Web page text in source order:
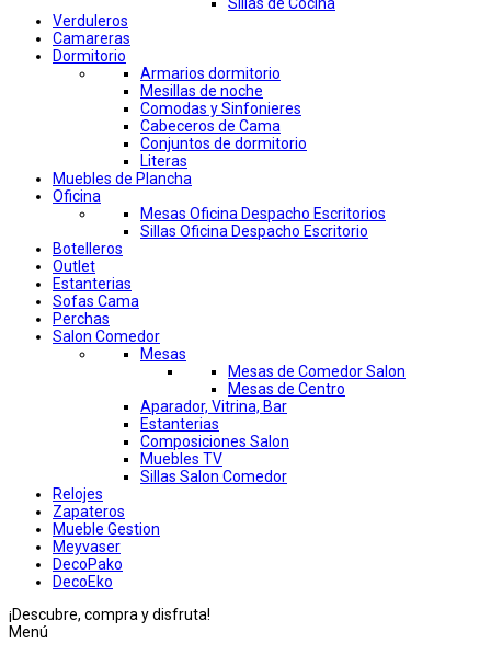
Sillas de Cocina
Verduleros
Camareras
Dormitorio
Armarios dormitorio
Mesillas de noche
Comodas y Sinfonieres
Cabeceros de Cama
Conjuntos de dormitorio
Literas
Muebles de Plancha
Oficina
Mesas Oficina Despacho Escritorios
Sillas Oficina Despacho Escritorio
Botelleros
Outlet
Estanterias
Sofas Cama
Perchas
Salon Comedor
Mesas
Mesas de Comedor Salon
Mesas de Centro
Aparador, Vitrina, Bar
Estanterias
Composiciones Salon
Muebles TV
Sillas Salon Comedor
Relojes
Zapateros
Mueble Gestion
Meyvaser
DecoPako
DecoEko
¡Descubre, compra y disfruta!
Menú